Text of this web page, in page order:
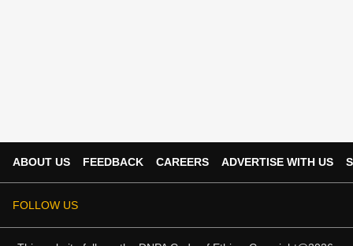
ABOUT US FEEDBACK CAREERS ADVERTISE WITH US
FOLLOW US